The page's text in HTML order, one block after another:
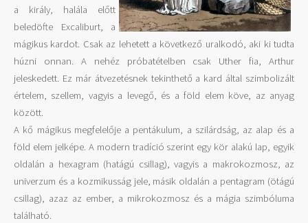
a király, halála előtt
beledöfte Excaliburt, a
mágikus kardot. Csak az lehetett a következő uralkodó, aki ki tudta
húzni onnan. A nehéz próbatételben csak Uther fia, Arthur
jeleskedett. Ez már átvezetésnek tekinthető a kard által szimbolizált
értelem, szellem, vagyis a levegő, és a föld elem köve, az anyag
között.
A kő mágikus megfelelője a pentákulum, a szilárdság, az alap és a
föld elem jelképe. A modern tradíció szerint egy kör alakú lap, egyik
oldalán a hexagram (hatágú csillag), vagyis a makrokozmosz, az
univerzum és a kozmikusság jele, másik oldalán a pentagram (ötágú
csillag), azaz az ember, a mikrokozmosz és a mágia szimbóluma
található.